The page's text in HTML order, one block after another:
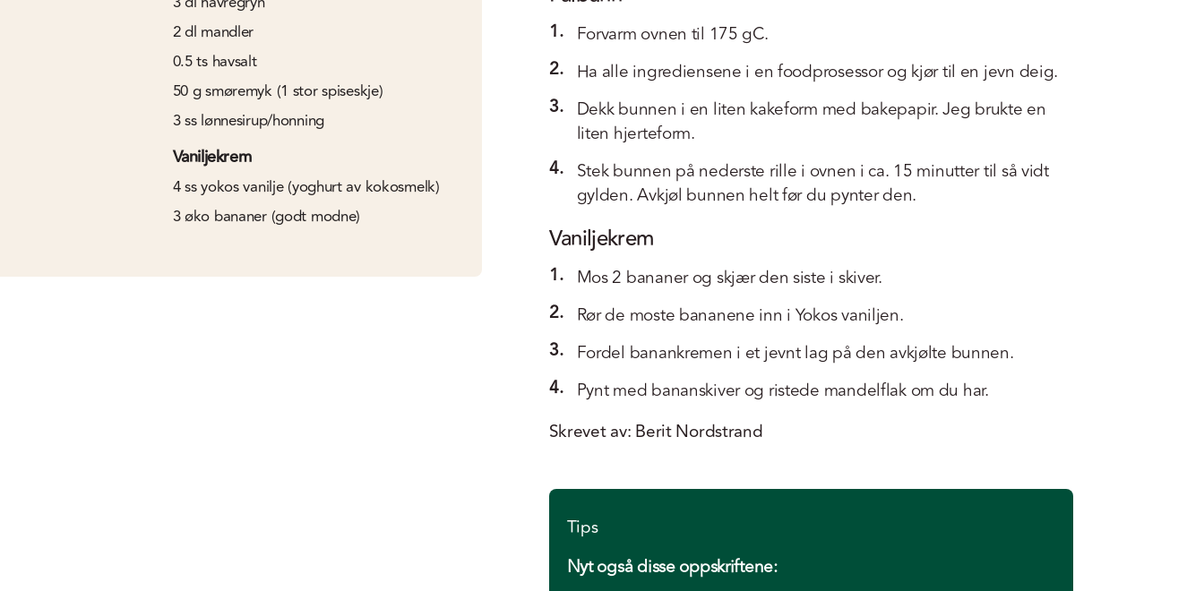
2dl mandler
0.5ts havsalt
50gsmøremyk (1 stor spiseskje)
3ss lønnesirup/honning
Vaniljekrem
4ssyokos vanilje (yoghurt av kokosmelk)
3øko bananer (godt modne)
1. Forvarm ovnen til 175 gC.
2. Ha alle ingrediensene i en foodprosessor og kjør til en jevn deig.
3. Dekk bunnen i en liten kakeform med bakepapir. Jeg brukte en
liten hjerteform.
4. Stek bunnen på nederste rille i ovnen i ca. 15 minutter til så vidt
gylden. Avkjøl bunnen helt før du pynter den.
Vaniljekrem
1. Mos 2 bananer og skjær den siste i skiver.
2. Rør de moste bananene inn i Yokos vaniljen.
3. Fordel banankremen i et jevnt lag på den avkjølte bunnen.
4. Pynt med bananskiver og ristede mandelflak om du har.
Skrevet av: Berit Nordstrand
Tips
Nyt også disse oppskriftene: